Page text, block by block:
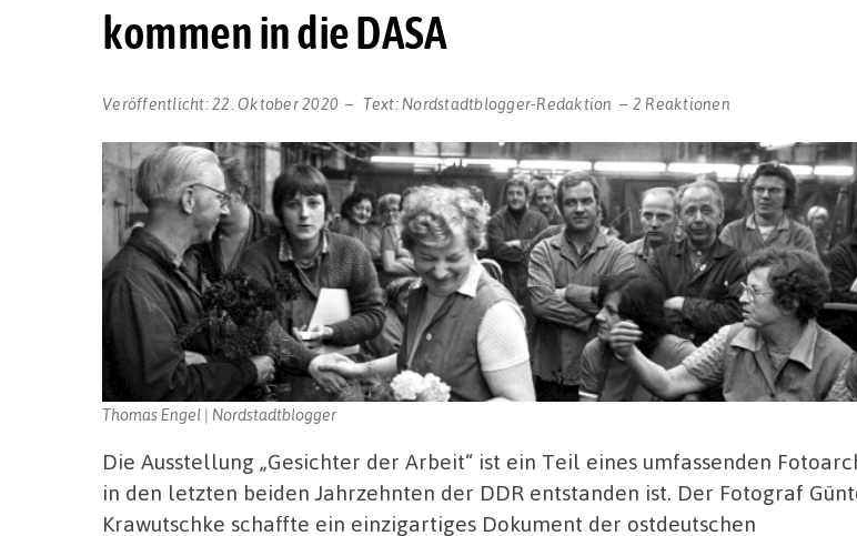
kommen in die DASA
Veröffentlicht:22. Oktober 2020 Text: Nordstadtblogger-Redaktion 2 Reaktionen
Thomas Engel | Nordstadtblogger
Die Ausstellung „Gesichter der Arbeit“ ist ein Teil eines umfassenden
in den letzten beiden Jahrzehnten der DDR entstanden ist. Der Fotograf
Krawutschke schaffte ein einzigartiges Dokument der ostdeutschen